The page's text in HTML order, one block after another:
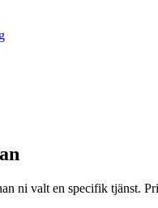
ni valt en specifik tjänst.